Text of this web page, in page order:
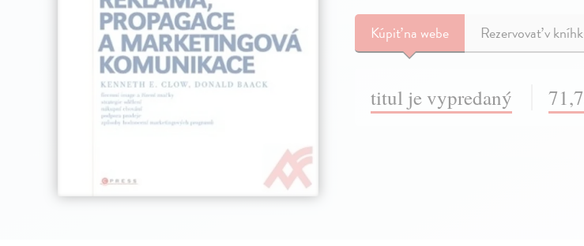
Kúpiťna webe Rezervovať v
titul je vypredaný